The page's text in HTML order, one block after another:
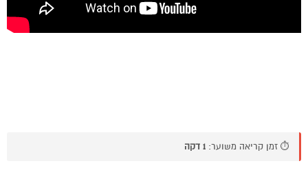
⏱️ זמן קריאה משוער: 1 דקה